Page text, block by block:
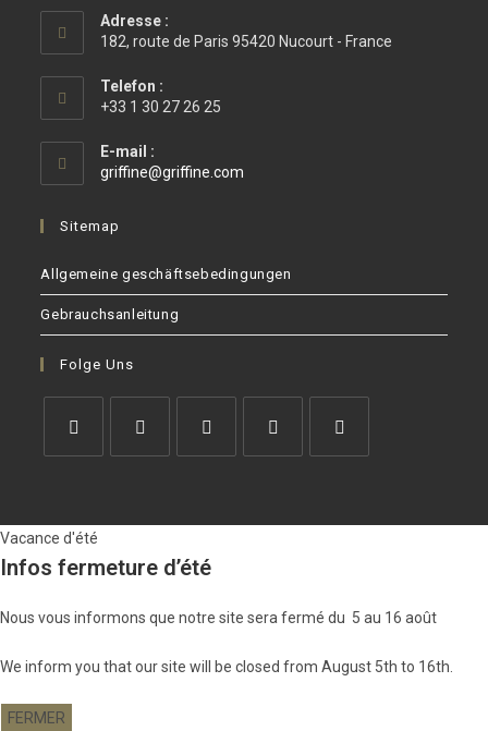
Adresse :
182, route de Paris 95420 Nucourt - France
Telefon :
+33 1 30 27 26 25
E-mail :
griffine@griffine.com
Sitemap
Allgemeine geschäftsebedingungen
Gebrauchsanleitung
Folge Uns
a
tab
a
tab
a
tab
a
a
Vacance d'été
Infos fermeture d’été
Nous vous informons que notre site sera fermé du 5 au 16 août
We inform you that our site will be closed from August 5th to 16th.
FERMER